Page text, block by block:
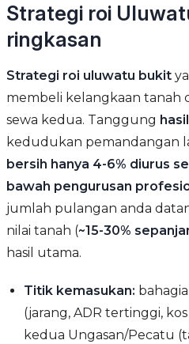
Strategi roi
ringkasan
Strategi roi uluwatu bukit
membeli kelangkaan tanah
sewa kedua. Tanggung
kedudukan pemandangan
bersih hanya 4-6% diurus
bawah pengurusan
jumlah pulangan anda
nilai tanah (~15-30%
hasil utama.
Titik kemasukan:
(jarang, ADR tertinggi,
kedua Ungasan/Pecatu